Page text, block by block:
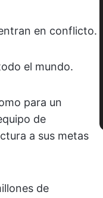
en conflicto.
el mundo.
para un
de
a sus metas
de